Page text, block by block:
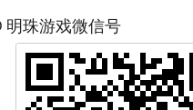
明珠游戏微信号